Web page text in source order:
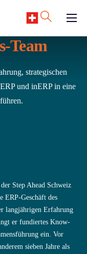
Team
strategischen
und inERP in eine
Step Ahead Schweiz
ERP-Geschäft des
langjährigen Erfahrung
er fundiertes Know-
ein. Vor
sieben Jahre als